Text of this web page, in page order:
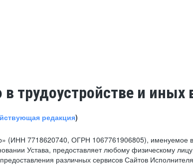
трудоустройстве и иных
редакция)
(ИНН 7718620740, ОГРН 1067761906805), именуемое
Устава, предоставляет любому физическому
различных сервисов Сайтов